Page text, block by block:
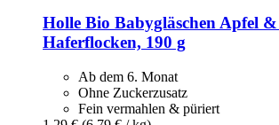
Holle Bio Babygläschen Apfel
Haferflocken, 190 g
Ab dem 6. Monat
Ohne Zuckerzusatz
Fein vermahlen & püriert